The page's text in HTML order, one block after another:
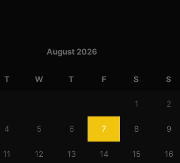
August 2026
T W T F S S
1 2
4 5 6 7 8 9
11 12 13 14 15 16